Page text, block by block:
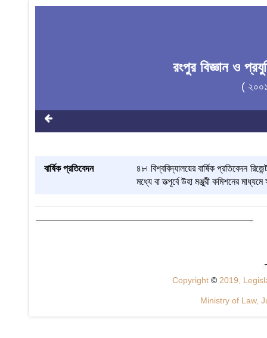
রংপুর বিজ্ঞান ও
(
বার্ষিক প্রতিবেদন
৪৮৷ বিশ্ববিদ্যালয়ের বার্ষিক প্রতিবেদন
মধ্যে বা তত্পূর্বে উহা মঞ্জুরী কমিশনের
Copyright © 2019,
Ministry of Law,